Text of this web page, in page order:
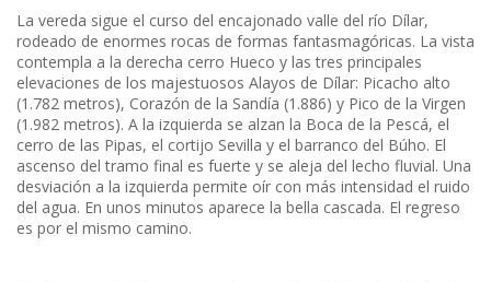
La vereda sigue el curso del encajonado valle del río Dílar,
rodeado de enormes rocas de formas fantasmagóricas. La vista
contempla a la derecha cerro Hueco y las tres principales
elevaciones de los majestuosos Alayos de Dílar: Picacho alto
(1.782 metros), Corazón de la Sandía (1.886) y Pico de la Virgen
(1.982 metros). A la izquierda se alzan la Boca de la Pescá, el
cerro de las Pipas, el cortijo Sevilla y el barranco del Búho. El
ascenso del tramo final es fuerte y se aleja del lecho fluvial. Una
desviación a la izquierda permite oír con más intensidad el ruido
del agua. En unos minutos aparece la bella cascada. El regreso
es por el mismo camino.